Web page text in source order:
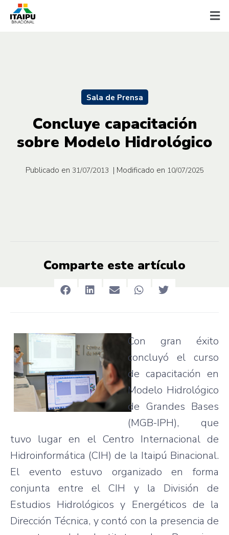
Sala de Prensa
Concluye capacitación
sobre Modelo Hidrológico
Publicado en 31/07/2013 | Modificado en 10/07/2025
Comparte este artículo
Con gran éxito
concluyó el curso
de capacitación en
Modelo Hidrológico
de Grandes Bases
(MGB-IPH), que
tuvo lugar en el Centro Internacional de
Hidroinformática (CIH) de la Itaipú Binacional.
El evento estuvo organizado en forma
conjunta entre el CIH y la División de
Estudios Hidrológicos y Energéticos de la
Dirección Técnica, y contó con la presencia de